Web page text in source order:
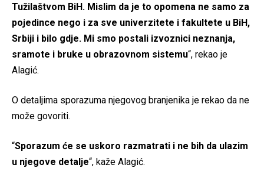
Tužilaštvom BiH. Mislim da je to opomena ne samo za
pojedince nego i za sve univerzitete i fakultete u BiH,
Srbiji i bilo gdje. Mi smo postali izvoznici neznanja,
sramote i bruke u obrazovnom sistemu“, rekao je
Alagić.
O detaljima sporazuma njegovog branjenika je rekao da ne
može govoriti.
“Sporazum će se uskoro razmatrati i ne bih da ulazim
u njegove detalje“, kaže Alagić.